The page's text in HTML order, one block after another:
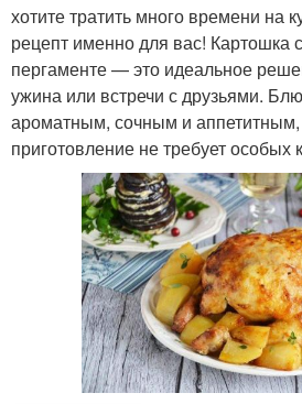
хотите тратить много времени на
рецепт именно для вас! Картошка
пергаменте — это идеальное
ужина или встречи с друзьями.
ароматным, сочным и аппетитным,
приготовление не требует